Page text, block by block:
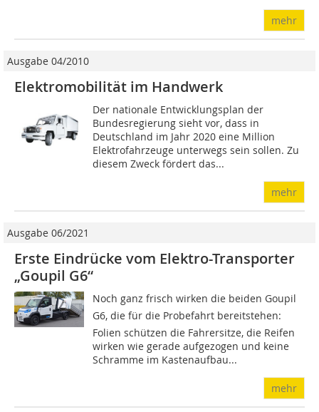
mehr
Ausgabe 04/2010
Elektromobilität im Handwerk
Der nationale Entwicklungsplan der
Bundesregierung sieht vor, dass in
Deutschland im Jahr 2020 eine Million
Elektrofahrzeuge unterwegs sein sollen. Zu
diesem Zweck fördert das...
mehr
Ausgabe 06/2021
Erste Eindrücke vom Elektro-Transporter
„Goupil G6“
Noch ganz frisch wirken die beiden Goupil
G6, die für die Probefahrt bereitstehen:
Folien schützen die Fahrersitze, die Reifen
wirken wie gerade aufgezogen und keine
Schramme im Kastenaufbau...
mehr